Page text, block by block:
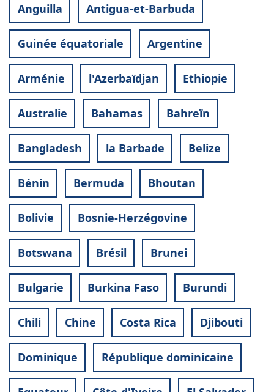
Anguilla Antigua-et-Barbuda
Guinée équatoriale Argentine
Arménie l'Azerbaïdjan Ethiopie
Australie Bahamas Bahreïn
Bangladesh la Barbade Belize
Bénin Bermuda Bhoutan
Bolivie Bosnie-Herzégovine
Botswana Brésil Brunei
Bulgarie Burkina Faso Burundi
Chili Chine Costa Rica Djibouti
Dominique République dominicaine